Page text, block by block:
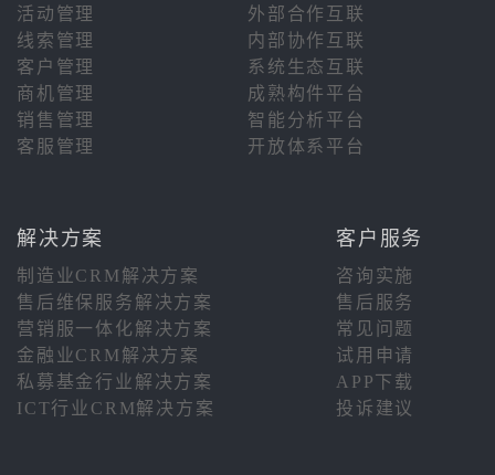
活动管理
外部合作互联
线索管理
内部协作互联
客户管理
系统生态互联
商机管理
成熟构件平台
销售管理
智能分析平台
客服管理
开放体系平台
解决方案 客户服务
制造业CRM解决方案
咨询实施
售后维保服务解决方案
售后服务
营销服一体化解决方案
常见问题
金融业CRM解决方案
试用申请
私募基金行业解决方案
APP下载
ICT行业CRM解决方案
投诉建议